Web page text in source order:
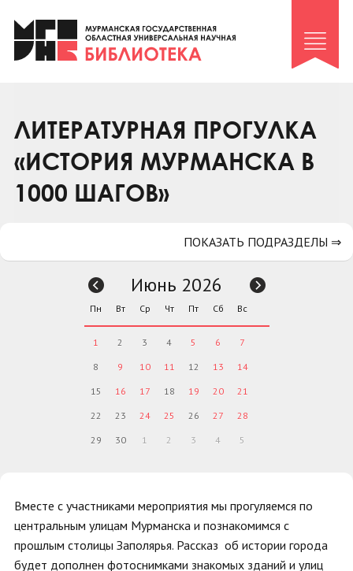
Клуб «Гиря и сельдерей»
Клуб «Семейный архив»
Коллегам
Контакты
ЛИТЕРАТУРНАЯ ПРОГУЛКА
«ИСТОРИЯ МУРМАНСКА В
1000 ШАГОВ»
Вместе с участниками мероприятия мы прогуляемся по
центральным улицам Мурманска и познакомимся с
прошлым столицы Заполярья. Рассказ об истории города
будет дополнен фотоснимками знакомых зданий и улиц
ПОКАЗАТЬ ПОДРАЗДЕЛЫ ⇒
Июнь 2026
Пн Вт Ср Чт Пт Сб Вс
1 2 3 4 5 6 7
8 9 10 11 12 13 14
15 16 17 18 19 20 21
22 23 24 25 26 27 28
29 30 1 2 3 4 5